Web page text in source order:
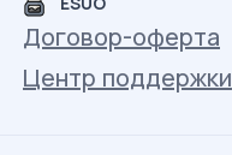
Договор-оферта
Центр поддержки